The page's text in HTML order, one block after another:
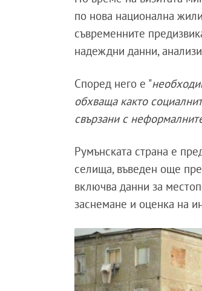
по нова национална
съвременните
надеждни данни,
Според него е "
обхваща както
свързани с
Румънската страна е
селища, въведен още
включва данни за
заснемане и оценка на